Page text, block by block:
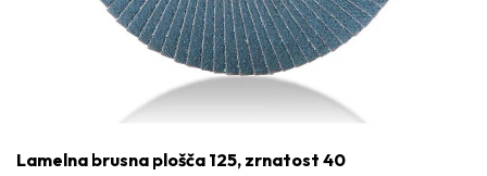
Lamelna brusna plošča 125, zrnatost 40